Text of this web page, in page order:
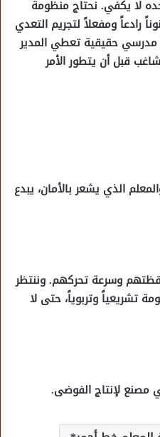
لا يكفي. نحتاج منظومة
رادعاً ومفعلاً لتجريم التعدي
مدرسي حقيقية تعطي المدير
قبل أن يتطور الأمر
الذي يشعر بالأمان، يبدع
وسرعة تحركهم. وننتظر
تشريعياً وتربوياً، حتى لا
مصنع لإنتاج الفوضى.